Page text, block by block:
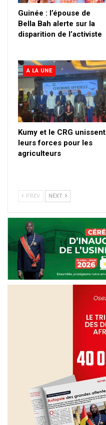
Guinée : l’épouse de
Bella Bah alerte sur la
disparition de l’activiste
A LA UNE
Kumy et le CRG unissent
leurs forces pour les
agriculteurs
PREV NEXT